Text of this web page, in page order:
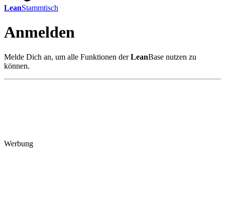
LeanStammtisch
Anmelden
Melde Dich an, um alle Funktionen derLeanBase nutzen zu
können.
Werbung